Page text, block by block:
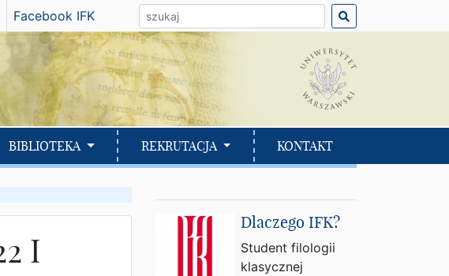
Facebook IFKHasło do wyszukania:
BIBLIOTEKA REKRUTACJA KONTAKT
I
Dlaczego IFK?
Student filologii
klasycznej